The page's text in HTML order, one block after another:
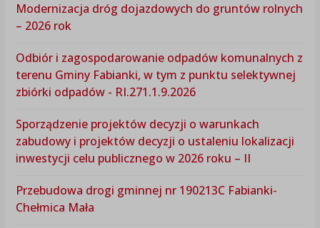
Modernizacja dróg dojazdowych do gruntów rolnych
– 2026 rok
Odbiór i zagospodarowanie odpadów komunalnych z
terenu Gminy Fabianki, w tym z punktu selektywnej
zbiórki odpadów - RI.271.1.9.2026
Sporządzenie projektów decyzji o warunkach
zabudowy i projektów decyzji o ustaleniu lokalizacji
inwestycji celu publicznego w 2026 roku – II
Przebudowa drogi gminnej nr 190213C Fabianki-
Chełmica Mała